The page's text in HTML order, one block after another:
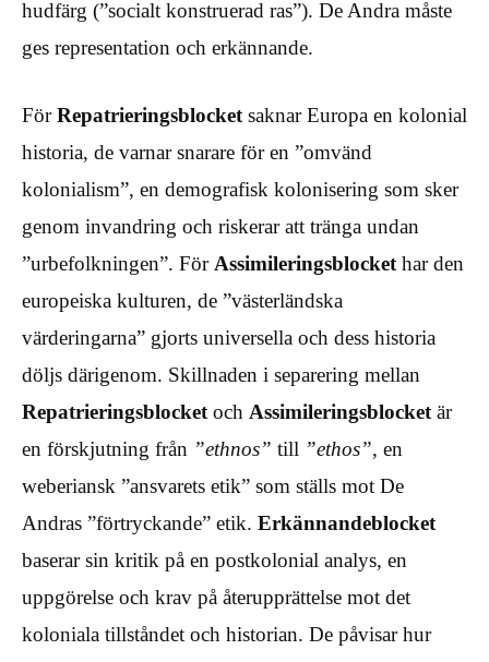
hudfärg (”socialt konstruerad ras”). De Andra måste
ges representation och erkännande.
FörRepatrieringsblocketsaknar Europa en kolonial
historia, de varnar snarare för en ”omvänd
kolonialism”, en demografisk kolonisering som sker
genom invandring och riskerar att tränga undan
”urbefolkningen”. FörAssimileringsblockethar den
europeiska kulturen, de ”västerländska
värderingarna” gjorts universella och dess historia
döljs därigenom. Skillnaden i separering mellan
Repatrieringsblocketoch Assimileringsblocketär
en förskjutning från ”ethnos” till ”ethos”, en
weberiansk ”ansvarets etik” som ställs mot De
Andras ”förtryckande” etik. Erkännandeblocket
baserar sin kritik på en postkolonial analys, en
uppgörelse och krav på återupprättelse mot det
koloniala tillståndet och historian. De påvisar hur